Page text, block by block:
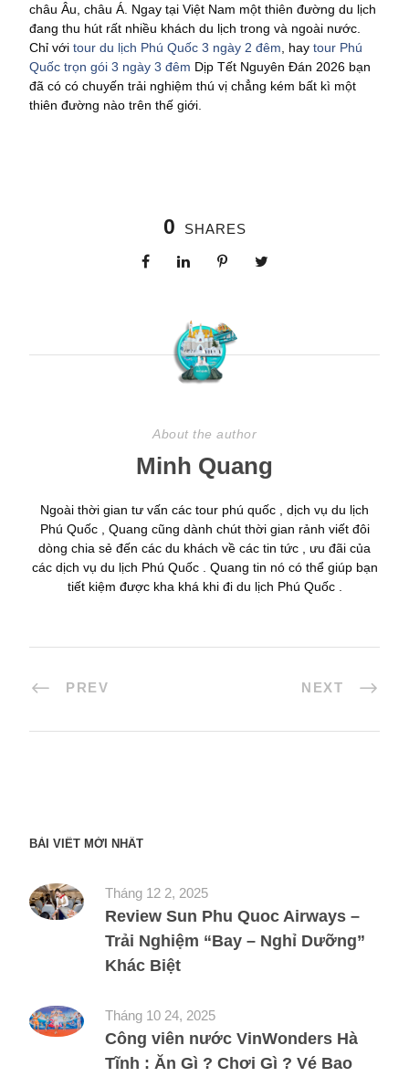
châu Âu, châu Á. Ngay tại Việt Nam một thiên đường du lịch
đang thu hút rất nhiều khách du lịch trong và ngoài nước.
Chỉ với tour du lịch Phú Quốc 3 ngày 2 đêm , hay tour Phú
Quốc trọn gói 3 ngày 3 đêm Dịp Tết Nguyên Đán 2026 bạn
đã có có chuyến trải nghiệm thú vị chẳng kém bất kì một
thiên đường nào trên thế giới.
0 SHARES
About the author
Minh Quang
Ngoài thời gian tư vấn các tour phú quốc , dịch vụ du lịch
Phú Quốc , Quang cũng dành chút thời gian rảnh viết đôi
dòng chia sẻ đến các du khách về các tin tức , ưu đãi của
các dịch vụ du lịch Phú Quốc . Quang tin nó có thể giúp bạn
tiết kiệm được kha khá khi đi du lịch Phú Quốc .
PREV NEXT
BÀI VIẾT MỚI NHẤT
Tháng 12 2, 2025
Review Sun Phu Quoc Airways –
Trải Nghiệm “Bay – Nghỉ Dưỡng”
Khác Biệt
Tháng 10 24, 2025
Công viên nước VinWonders Hà
Tĩnh : Ăn Gì ? Chơi Gì ? Vé Bao